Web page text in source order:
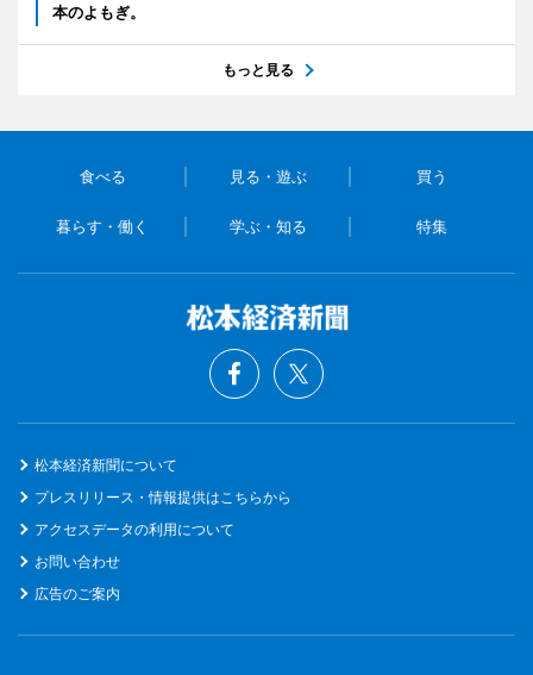
本のよもぎ。
もっと見る
食べる 見る・遊ぶ 買う
暮らす・働く 学ぶ・知る 特集
松本経済新聞について
プレスリリース・情報提供はこちらから
アクセスデータの利用について
お問い合わせ
広告のご案内